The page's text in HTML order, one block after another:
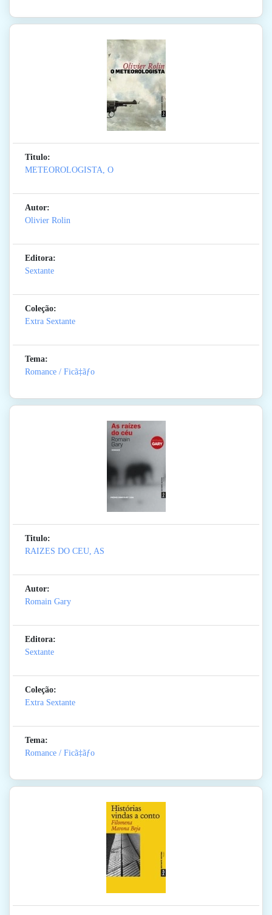
Titulo:
METEOROLOGISTA, O
Autor:
Olivier Rolin
Editora:
Sextante
Coleção:
Extra Sextante
Tema:
Romance / Ficã‡ãƒo
Titulo:
RAIZES DO CEU, AS
Autor:
Romain Gary
Editora:
Sextante
Coleção:
Extra Sextante
Tema:
Romance / Ficã‡ãƒo